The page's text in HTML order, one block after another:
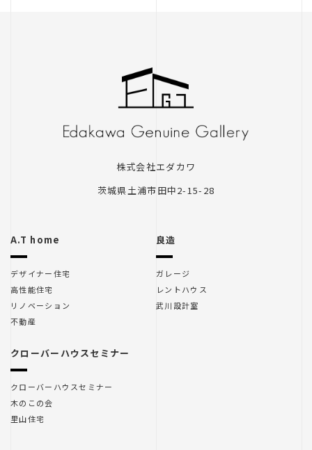
株式会社エダカワ
茨城県土浦市田中2-15-28
A.T home
デザイナー住宅
高性能住宅
リノベーション
不動産
良造
ガレージ
レントハウス
武川設計室
クローバーハウスセミナー
クローバーハウスセミナー
木のこの会
里山住宅